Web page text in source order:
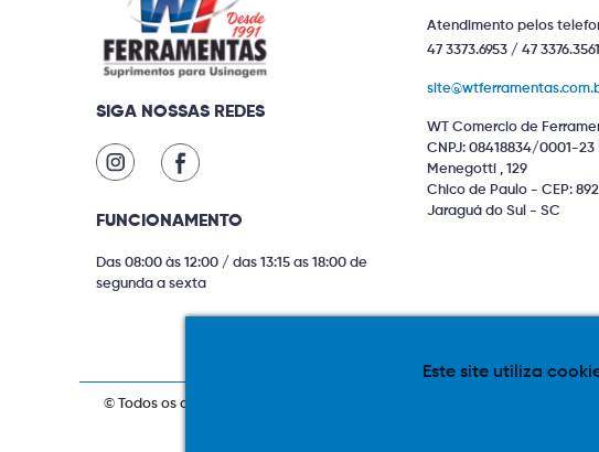
SIGA NOSSAS REDES
FUNCIONAMENTO
Das 08:00 às 12:00 / das 13:15 as 18:00 de
segunda a sexta
Atendimento pelos
47 3373.6953 / 47
WT Comercio de
CNPJ: 08418834/0001-23
Menegotti , 129
Chico de Paulo - CEP:
Jaraguá do Sul - SC
© Todos os direitos reservados. Produtos com estoque indiponível
compras via internet. As fotos, textos e layout aqui
Este site utiliza